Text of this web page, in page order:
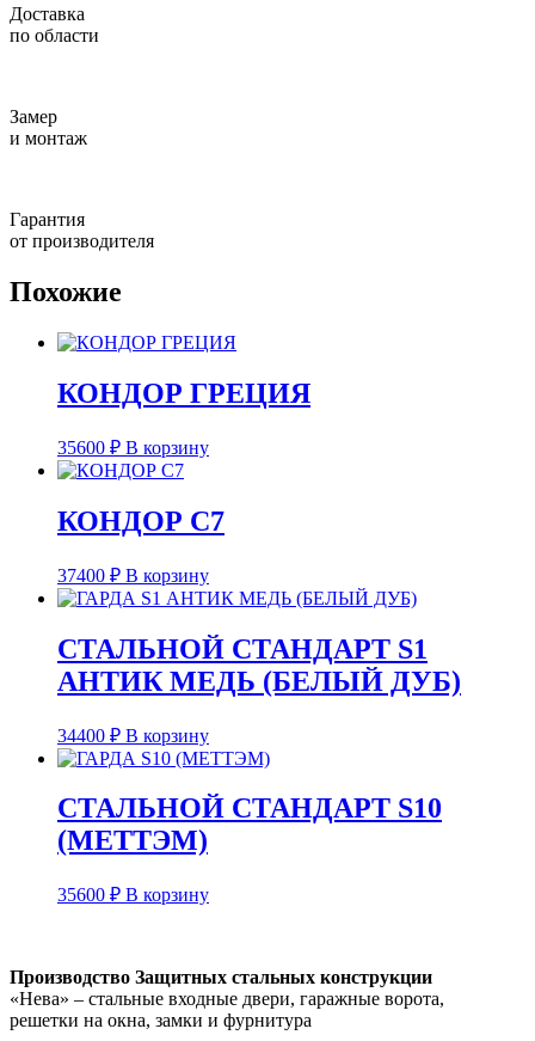
Доставка
по области
Замер
и монтаж
Гарантия
от производителя
Похожие
КОНДОР ГРЕЦИЯ
35600 ₽ В корзину
КОНДОР C7
37400 ₽ В корзину
СТАЛЬНОЙ СТАНДАРТ S1
АНТИК МЕДЬ (БЕЛЫЙ ДУБ)
34400 ₽ В корзину
СТАЛЬНОЙ СТАНДАРТ S10
(МЕТТЭМ)
35600 ₽ В корзину
Производство Защитных стальных конструкции
«Нева» – стальные входные двери, гаражные ворота,
решетки на окна, замки и фурнитура